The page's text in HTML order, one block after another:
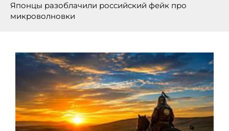
Японцы разоблачили российский фейк про
микроволновки